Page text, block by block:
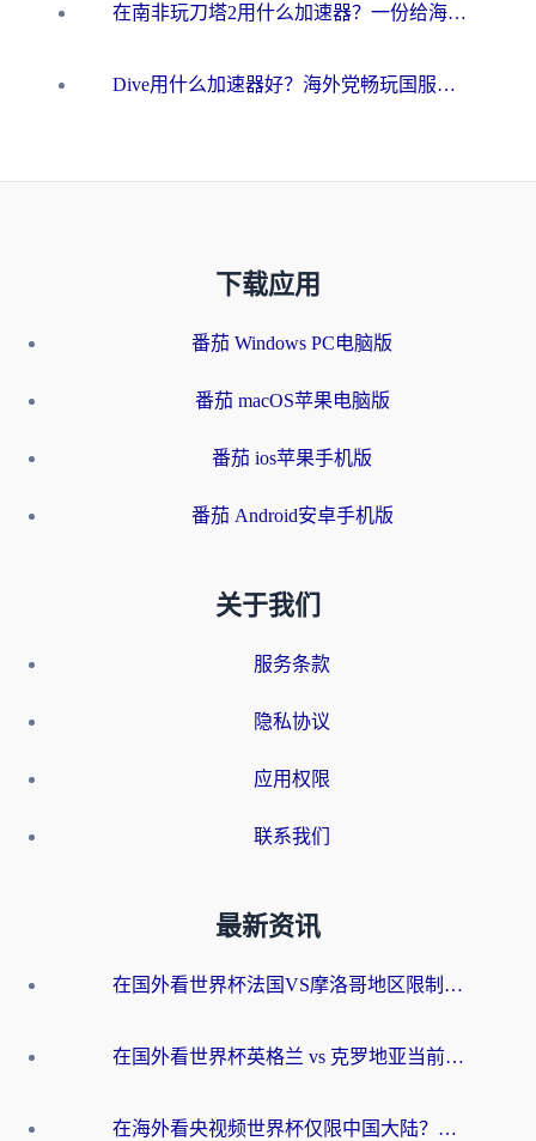
在南非玩刀塔2用什么加速器？一份给海外游子的终极生存指南
Dive用什么加速器好？海外党畅玩国服游戏的终极避坑指南
下载应用
番茄 Windows PC电脑版
番茄 macOS苹果电脑版
番茄 ios苹果手机版
番茄 Android安卓手机版
关于我们
服务条款
隐私协议
应用权限
联系我们
最新资讯
在国外看世界杯法国VS摩洛哥地区限制？这篇指南让你流畅看中文解说无压力
在国外看世界杯英格兰 vs 克罗地亚当前地区不可播放？这篇指南帮你搞定所有海外观赛难题
在海外看央视频世界杯仅限中国大陆？这篇指南帮你解锁中文解说+无卡顿直播